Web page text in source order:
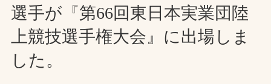
プレスリリース
レポート
製品・サービス一覧
選手が『第66回東日本実業団陸
上競技選手権大会』に出場しま
した。